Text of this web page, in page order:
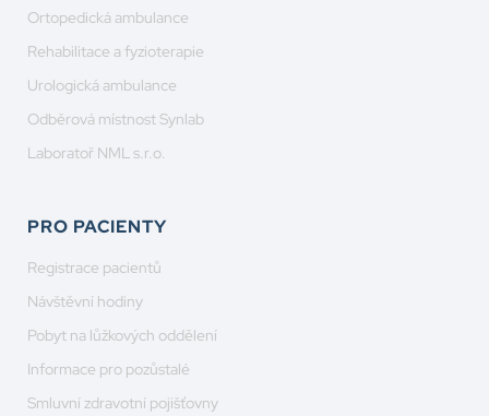
Ortopedická ambulance
Rehabilitace a fyzioterapie
Urologická ambulance
Odběrová místnost Synlab
Laboratoř NML s.r.o.
PRO PACIENTY
Registrace pacientů
Návštěvní hodiny
Pobyt na lůžkových oddělení
Informace pro pozůstalé
Smluvní zdravotní pojišťovny